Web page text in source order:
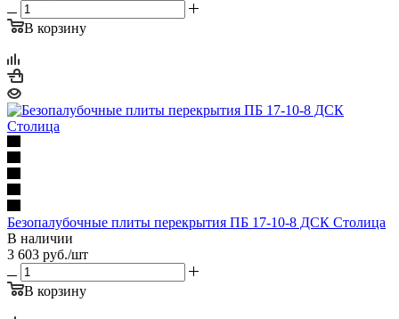
В корзину
Безопалубочные плиты перекрытия ПБ 17-10-8 ДСК Столица
В наличии
3 603 руб./шт
В корзину